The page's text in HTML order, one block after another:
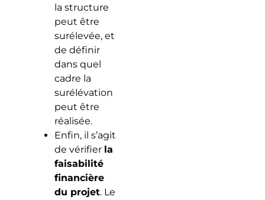
la structure
peut être
surélevée, et
de définir
dans quel
cadre la
surélévation
peut être
réalisée.
Enfin, il s’agit
de vérifier la
faisabilité
financière
du projet. Le